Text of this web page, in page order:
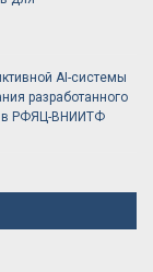
AI-системы
разработанного
в РФЯЦ-ВНИИТФ